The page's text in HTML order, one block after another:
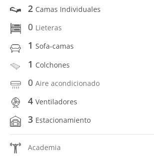
2 Camas Individuales
0 Lieteras
1 Sofa-camas
1 Colchones
0 Aire acondicionado
4 Ventiladores
3 Estacionamiento
Academia